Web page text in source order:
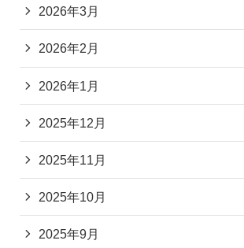
2026年3月
2026年2月
2026年1月
2025年12月
2025年11月
2025年10月
2025年9月